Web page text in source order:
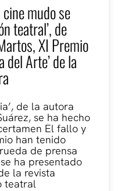
mudo se
teatral’, de
XI Premio
del Arte’ de la
de la autora
se ha hecho
El fallo y
han tenido
de prensa
ha presentado
la revista
teatral